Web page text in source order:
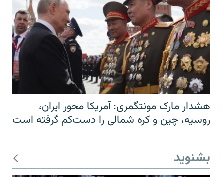
هشدار مارک مونتگمری: آمریکا محور ایران،
روسیه، چین و کره شمالی را دست‌کم گرفته است
بشنوید